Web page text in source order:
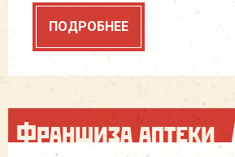
ПОДРОБНЕЕ
Франшиза аптеки